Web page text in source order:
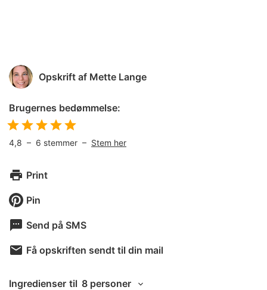
Opskrift af Mette Lange
Brugernes bedømmelse:
4,8 – 6 stemmer – Stem her
Print
Pin
Send på SMS
Få opskriften sendt til din mail
Ingredienser til 8 personer